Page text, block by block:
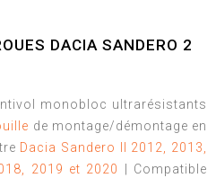
DACIA SANDERO 2
monobloc ultrarésistants
de montage/démontage en
Dacia Sandero II 2012, 2013,
2019 et 2020
| Compatible